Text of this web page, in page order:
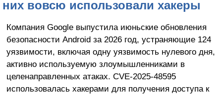
них вовсю использовали хакеры
Компания Google выпустила июньские обновления
безопасности Android за 2026 год, устраняющие 124
уязвимости, включая одну уязвимость нулевого дня,
активно используемую злоумышленниками в
целенаправленных атаках. CVE-2025-48595
использовалась хакерами для получения доступа к